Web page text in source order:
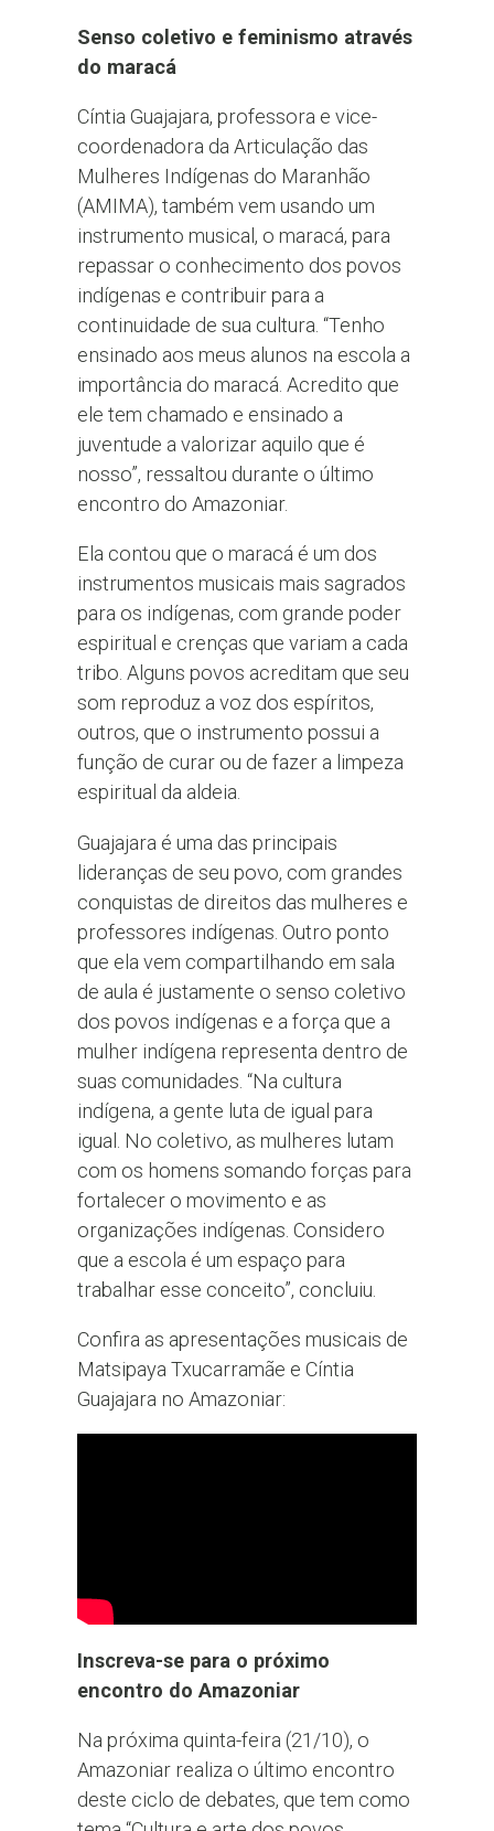
Senso coletivo e feminismo através
do maracá
Cíntia Guajajara, professora e vice-
coordenadora da Articulação das
Mulheres Indígenas do Maranhão
(AMIMA), também vem usando um
instrumento musical, o maracá, para
repassar o conhecimento dos povos
indígenas e contribuir para a
continuidade de sua cultura. “Tenho
ensinado aos meus alunos na escola a
importância do maracá. Acredito que
ele tem chamado e ensinado a
juventude a valorizar aquilo que é
nosso”, ressaltou durante o último
encontro do Amazoniar.
Ela contou que o maracá é um dos
instrumentos musicais mais sagrados
para os indígenas, com grande poder
espiritual e crenças que variam a cada
tribo. Alguns povos acreditam que seu
som reproduz a voz dos espíritos,
outros, que o instrumento possui a
função de curar ou de fazer a limpeza
espiritual da aldeia.
Guajajara é uma das principais
lideranças de seu povo, com grandes
conquistas de direitos das mulheres e
professores indígenas. Outro ponto
que ela vem compartilhando em sala
de aula é justamente o senso coletivo
dos povos indígenas e a força que a
mulher indígena representa dentro de
suas comunidades. “Na cultura
indígena, a gente luta de igual para
igual. No coletivo, as mulheres lutam
com os homens somando forças para
fortalecer o movimento e as
organizações indígenas. Considero
que a escola é um espaço para
trabalhar esse conceito”, concluiu.
Confira as apresentações musicais de
Matsipaya Txucarramãe e Cíntia
Guajajara no Amazoniar:
Inscreva-se para o próximo
encontro do Amazoniar
Na próxima quinta-feira (21/10), o
Amazoniar realiza o último encontro
deste ciclo de debates, que tem como